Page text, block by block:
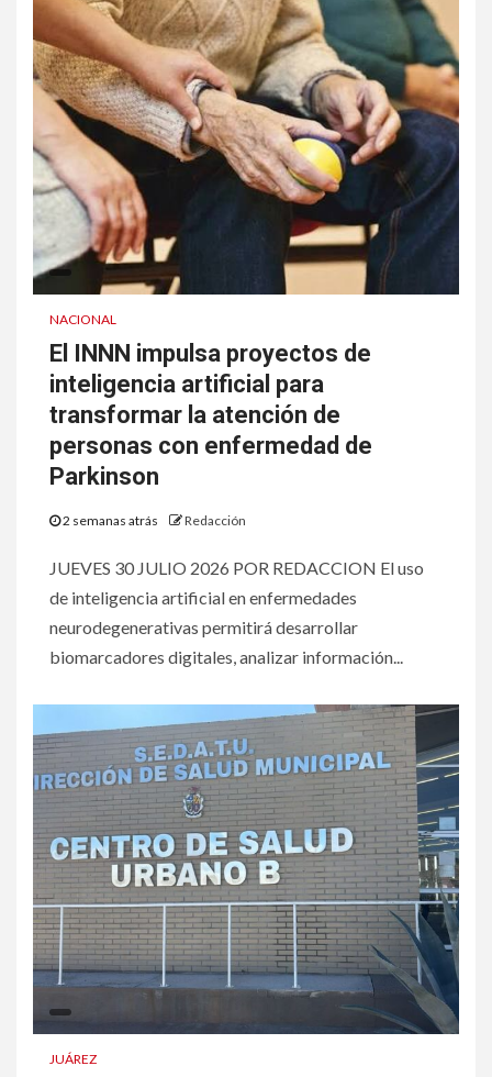
NACIONAL
El INNN impulsa proyectos de
inteligencia artificial para
transformar la atención de
personas con enfermedad de
Parkinson
2 semanas atrás Redacción
JUEVES 30 JULIO 2026 POR REDACCION El uso
de inteligencia artificial en enfermedades
neurodegenerativas permitirá desarrollar
biomarcadores digitales, analizar información...
JUÁREZ